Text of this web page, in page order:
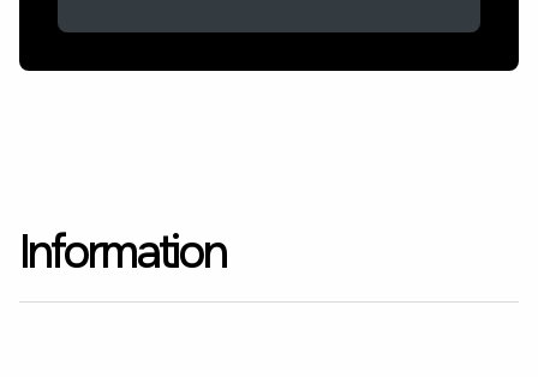
Information